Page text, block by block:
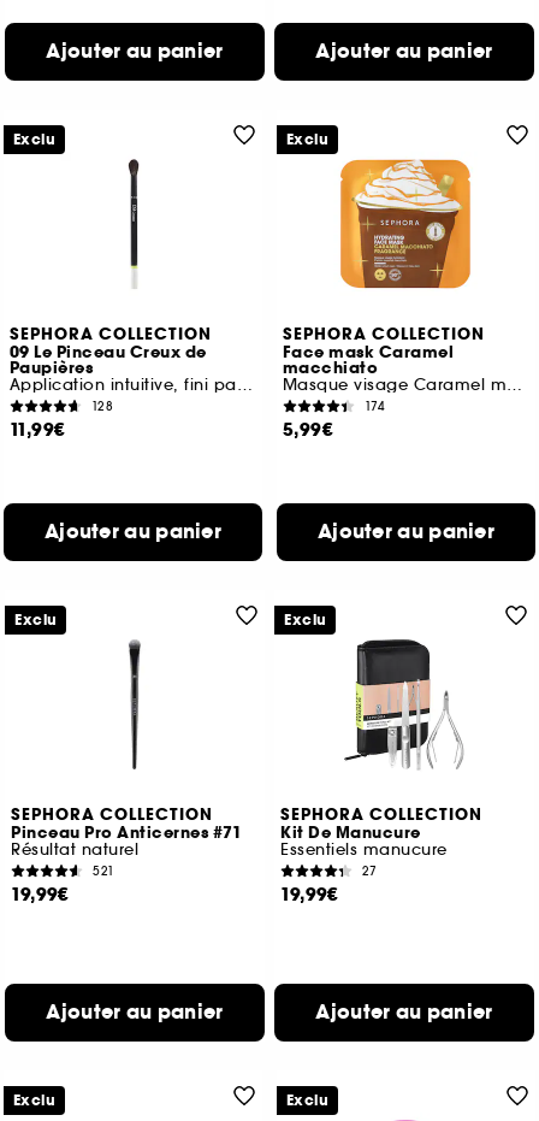
Ajouter au panier Ajouter au panier
SEPHORA COLLECTION
09 Le Pinceau Creux de
Paupières
Application intuitive, fini parfait
128
11,99€
Ajouter au panier
Exclu
SEPHORA COLLECTION
Face mask Caramel
macchiato
Masque visage Caramel macchiato
174
5,99€
Ajouter au panier
Exclu
SEPHORA COLLECTION
Pinceau Pro Anticernes #71
Résultat naturel
521
19,99€
Ajouter au panier
Exclu
SEPHORA COLLECTION
Kit De Manucure
Essentiels manucure
27
19,99€
Ajouter au panier
Exclu
Exclu Exclu